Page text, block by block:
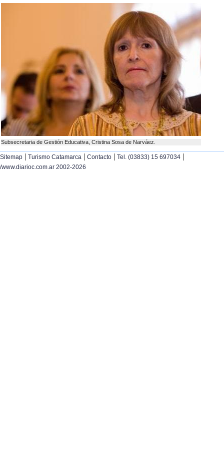
Subsecretaria de Gestión Educativa, Cristina Sosa de Narváez.
Sitemap | Turismo Catamarca | Contacto | Tel. (03833) 15 697034 |
/www.diarioc.com.ar 2002-2026